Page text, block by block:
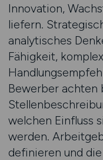
Innovation,
liefern.
analytisches
Fähigkeit,
Bewerber achten
welchen Einfluss
werden.
definieren und